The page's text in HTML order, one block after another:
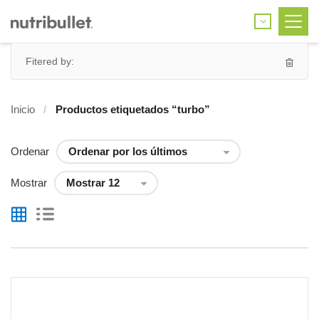
Fitered by:
Inicio Productos etiquetados “turbo”
Ordenar
Mostrar